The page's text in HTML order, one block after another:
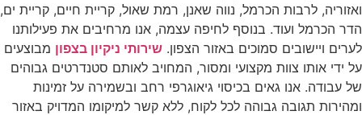
ואזוריה, לרבות הכרמל, נווה שאנן, רמת שאול, קריית חיים, קריית ים,
הדר הכרמל ועוד. בנוסף לחיפה עצמה, אנו מרחיבים את פעילותנו
לערים ויישובים סמוכים באזור הצפון. שירותי ניקיון בצפון מבוצעים
על ידי אותו צוות מקצועי ומסור, המחויב לאותם סטנדרטים גבוהים
של עבודה. אנו גאים בכיסוי גיאוגרפי רחב ובשמירה על זמינות
ומהירות תגובה גבוהה לכל לקוח, ללא קשר למיקומו המדויק באזור